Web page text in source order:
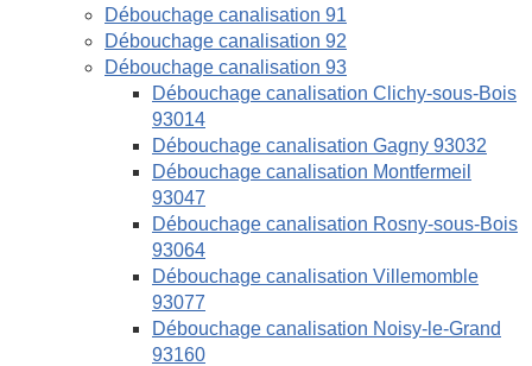
Débouchage canalisation 91
Débouchage canalisation 92
Débouchage canalisation 93
Débouchage canalisation Clichy-sous-Bois
93014
Débouchage canalisation Gagny 93032
Débouchage canalisation Montfermeil
93047
Débouchage canalisation Rosny-sous-Bois
93064
Débouchage canalisation Villemomble
93077
Débouchage canalisation Noisy-le-Grand
93160